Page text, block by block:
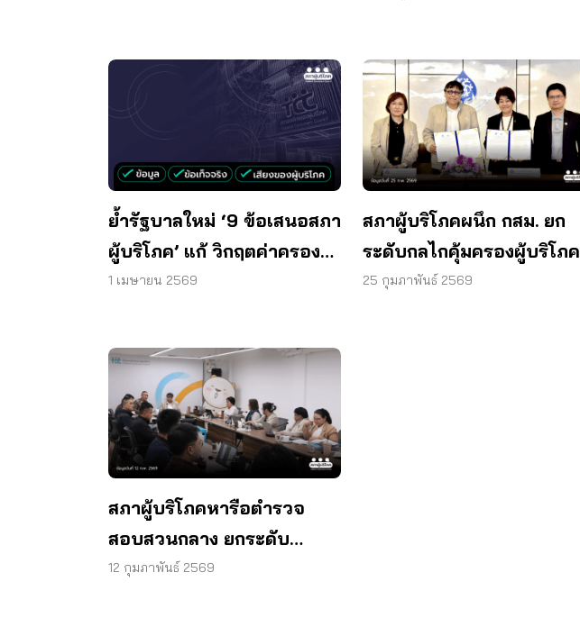
ย้ำรัฐบาลใหม่ ‘9 ข้อเสนอสภา
ผู้บริโภค’ แก้ วิกฤตค่าครอง
ชีพ ได้ทันที
1 เมษายน 2569
สภาผู้บริโภคผนึก กสม. ยก
ระดับกลไกคุ้มครองผู้บริโภค
เร่งแก้ไฟแพง-คุมค่ารักษา
25 กุมภาพันธ์ 2569
สภาผู้บริโภคหารือตำรวจ
สอบสวนกลาง ยกระดับ
จัดการภัยไซเบอร์
12 กุมภาพันธ์ 2569